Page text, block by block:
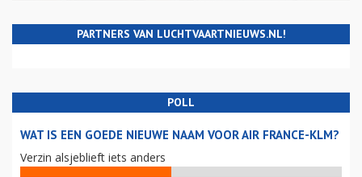
PARTNERS VAN LUCHTVAARTNIEUWS.NL!
POLL
WAT IS EEN GOEDE NIEUWE NAAM VOOR AIR FRANCE-KLM?
Verzin alsjeblieft iets anders